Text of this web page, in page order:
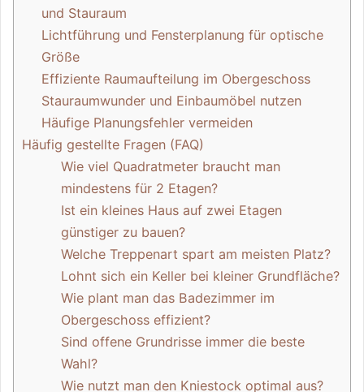
und Stauraum
Lichtführung und Fensterplanung für optische
Größe
Effiziente Raumaufteilung im Obergeschoss
Stauraumwunder und Einbaumöbel nutzen
Häufige Planungsfehler vermeiden
Häufig gestellte Fragen (FAQ)
Wie viel Quadratmeter braucht man
mindestens für 2 Etagen?
Ist ein kleines Haus auf zwei Etagen
günstiger zu bauen?
Welche Treppenart spart am meisten Platz?
Lohnt sich ein Keller bei kleiner Grundfläche?
Wie plant man das Badezimmer im
Obergeschoss effizient?
Sind offene Grundrisse immer die beste
Wahl?
Wie nutzt man den Kniestock optimal aus?